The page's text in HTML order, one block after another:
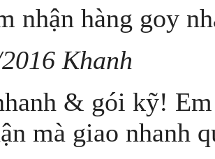
nhận hàng goy
Khanh
& gói kỹ!
mà giao nhanh